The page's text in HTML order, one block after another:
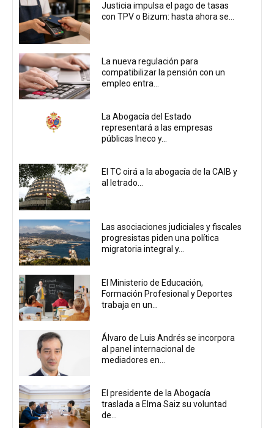
Justicia impulsa el pago de tasas
con TPV o Bizum: hasta ahora se...
La nueva regulación para
compatibilizar la pensión con un
empleo entra...
La Abogacía del Estado
representará a las empresas
públicas Ineco y...
El TC oirá a la abogacía de la CAIB y
al letrado...
Las asociaciones judiciales y fiscales
progresistas piden una política
migratoria integral y...
El Ministerio de Educación,
Formación Profesional y Deportes
trabaja en un...
Álvaro de Luis Andrés se incorpora
al panel internacional de
mediadores en...
El presidente de la Abogacía
traslada a Elma Saiz su voluntad
de...